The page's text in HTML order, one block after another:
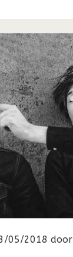
05/2018 door